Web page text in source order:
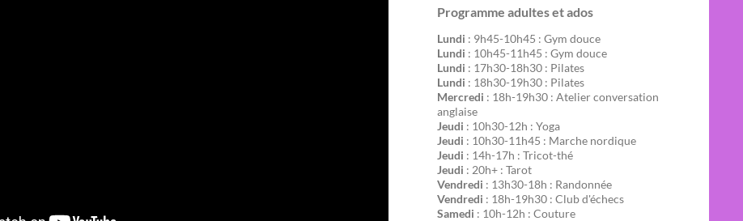
Programme adultes et ados
Lundi : 9h45-10h45 : Gym douce
Lundi : 10h45-11h45 : Gym douce
Lundi : 17h30-18h30 : Pilates
Lundi : 18h30-19h30 : Pilates
Mercredi : 18h-19h30 : Atelier conversation
anglaise
Jeudi : 10h30-12h : Yoga
Jeudi : 10h30-11h45 : Marche nordique
Jeudi : 14h-17h : Tricot-thé
Jeudi : 20h+ : Tarot
Vendredi : 13h30-18h : Randonnée
Vendredi : 18h-19h30 : Club d'échecs
Samedi : 10h-12h : Couture